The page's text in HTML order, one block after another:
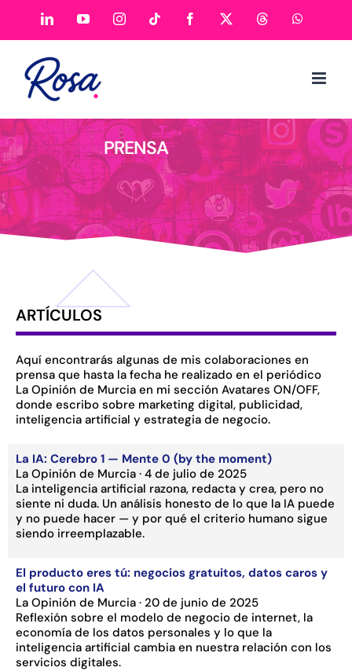
PRENSA
ARTÍCULOS
Aquí encontrarás algunas de mis colaboraciones en
prensa que hasta la fecha he realizado en el periódico
La Opinión de Murcia en mi sección Avatares ON/OFF,
donde escribo sobre marketing digital, publicidad,
inteligencia artificial y estrategia de negocio.
La IA: Cerebro 1 — Mente 0 (by the moment)
La Opinión de Murcia · 4 de julio de 2025
La inteligencia artificial razona, redacta y crea, pero no
siente ni duda. Un análisis honesto de lo que la IA puede
y no puede hacer — y por qué el criterio humano sigue
siendo irreemplazable.
El producto eres tú: negocios gratuitos, datos caros y
el futuro con IA
La Opinión de Murcia · 20 de junio de 2025
Reflexión sobre el modelo de negocio de internet, la
economía de los datos personales y lo que la
inteligencia artificial cambia en nuestra relación con los
servicios digitales.